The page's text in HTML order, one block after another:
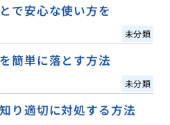
で安心な使い方を
未分類
簡単に落とす方法
未分類
り適切に対処する方法